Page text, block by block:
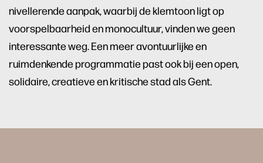
nivellerende aanpak, waarbij de klemtoon ligt op
voorspelbaarheid en monocultuur, vinden we geen
interessante weg. Een meer avontuurlijke en
ruimdenkende programmatie past ook bij een open,
solidaire, creatieve en kritische stad als Gent.